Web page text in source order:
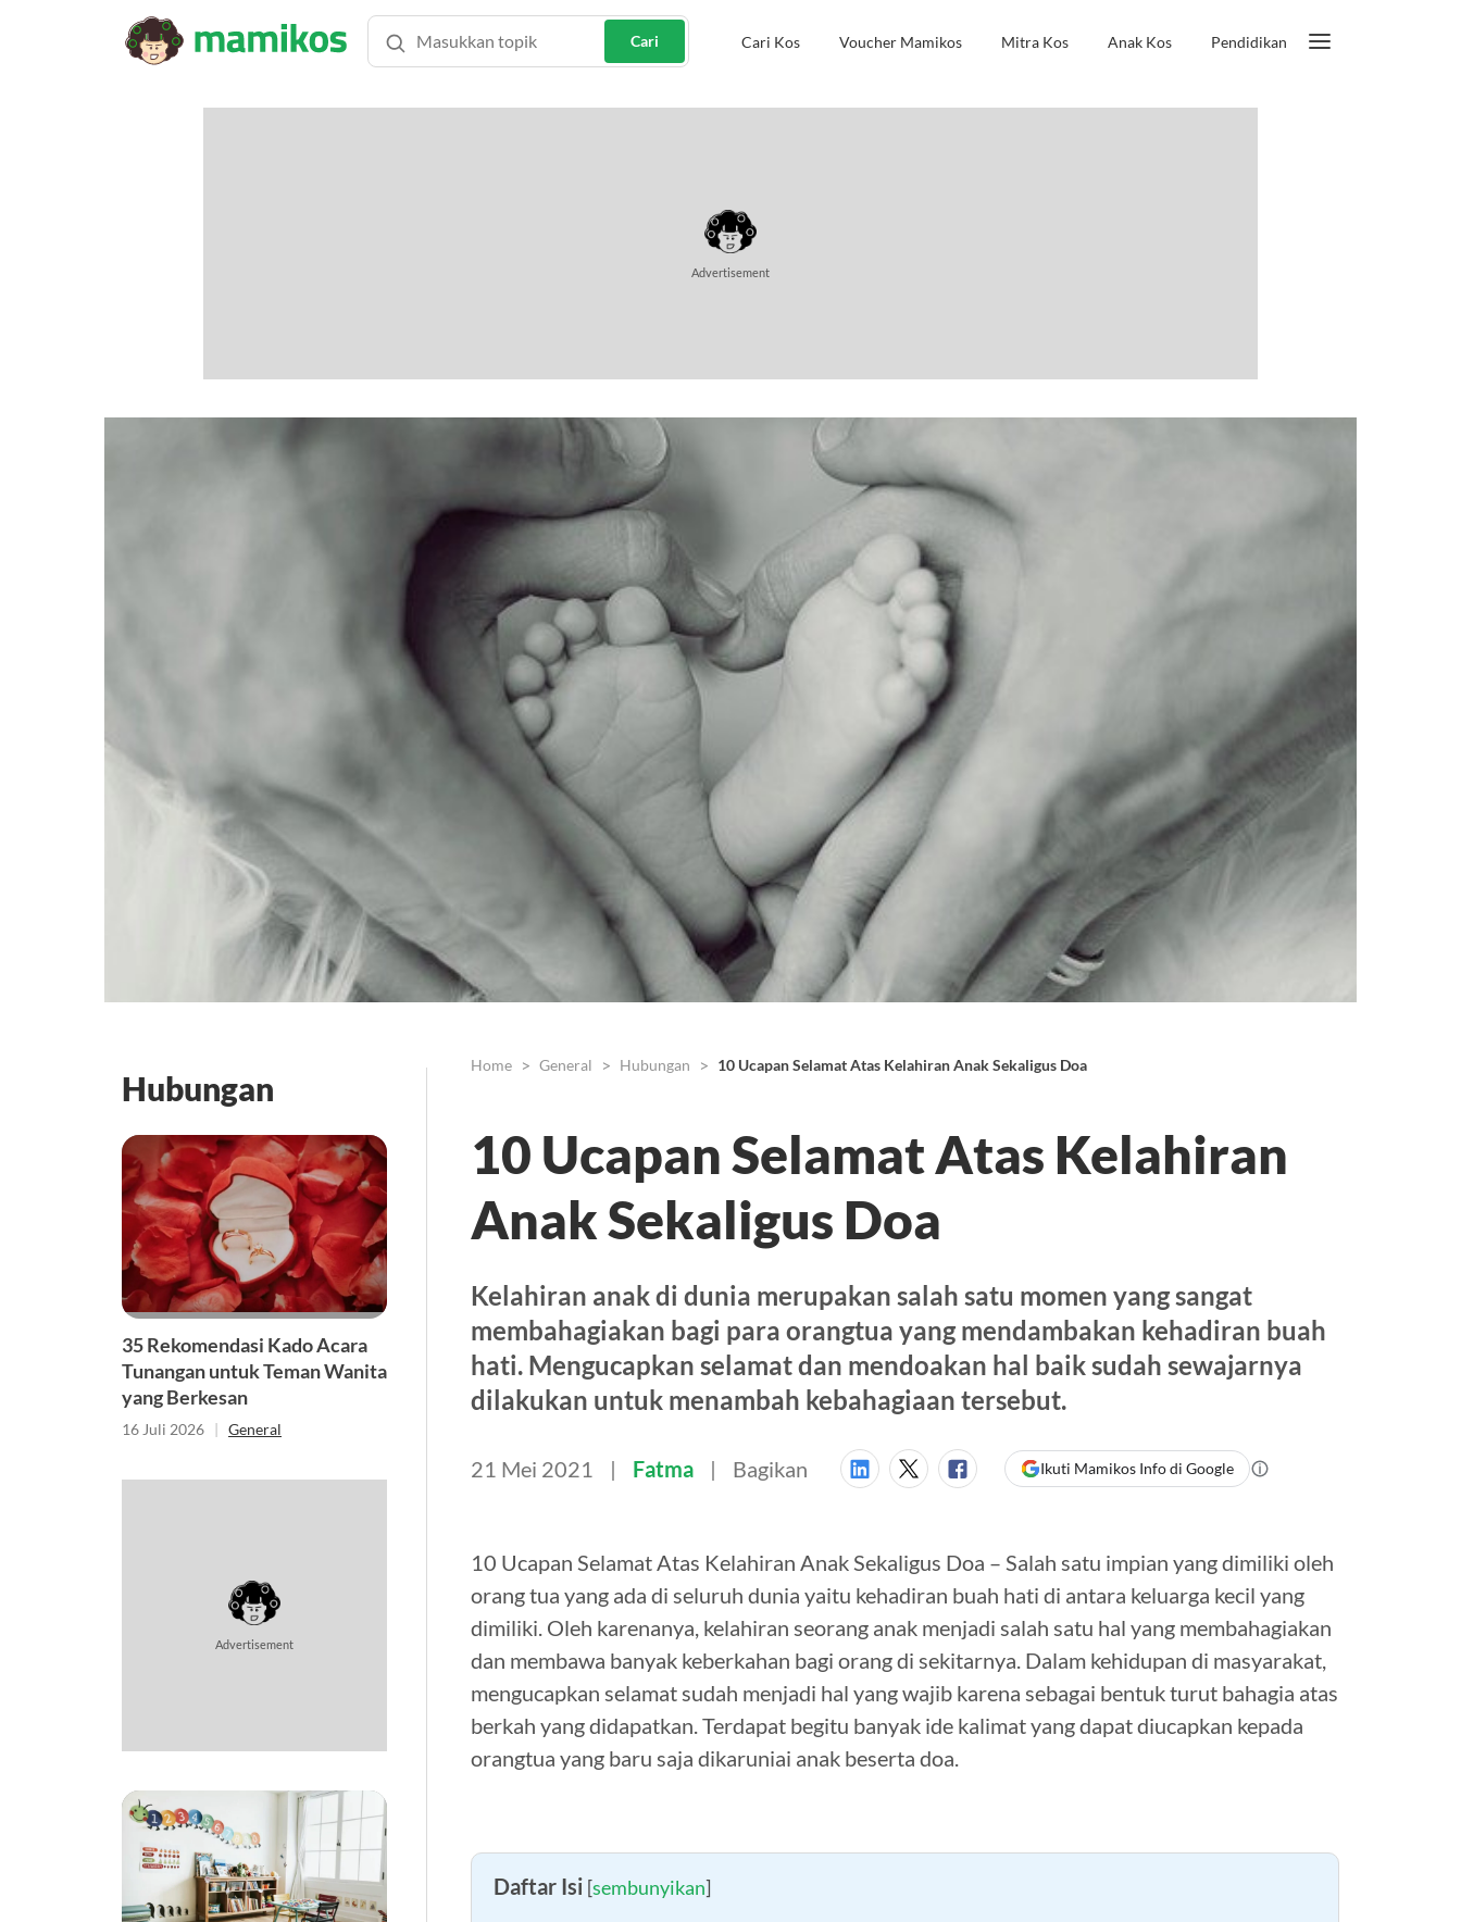
Cari Cari Kos Voucher Mamikos Mitra Kos Anak Kos Pendidikan
Advertisement
Hubungan
35 Rekomendasi Kado Acara
Tunangan untuk Teman Wanita
yang Berkesan
16 Juli 2026 | General
Advertisement
Home General Hubungan 10 Ucapan Selamat Atas Kelahiran Anak Sekaligus Doa
10 Ucapan Selamat Atas Kelahiran
Anak Sekaligus Doa
Kelahiran anak di dunia merupakan salah satu momen yang sangat
membahagiakan bagi para orangtua yang mendambakan kehadiran buah
hati. Mengucapkan selamat dan mendoakan hal baik sudah sewajarnya
dilakukan untuk menambah kebahagiaan tersebut.
21 Mei 2021 Fatma Bagikan Ikuti Mamikos Info di Google
10 Ucapan Selamat Atas Kelahiran Anak Sekaligus Doa – Salah satu impian yang dimiliki oleh
orang tua yang ada di seluruh dunia yaitu kehadiran buah hati di antara keluarga kecil yang
dimiliki. Oleh karenanya, kelahiran seorang anak menjadi salah satu hal yang membahagiakan
dan membawa banyak keberkahan bagi orang di sekitarnya. Dalam kehidupan di masyarakat,
mengucapkan selamat sudah menjadi hal yang wajib karena sebagai bentuk turut bahagia atas
berkah yang didapatkan. Terdapat begitu banyak ide kalimat yang dapat diucapkan kepada
orangtua yang baru saja dikaruniai anak beserta doa.
Daftar Isi [sembunyikan]